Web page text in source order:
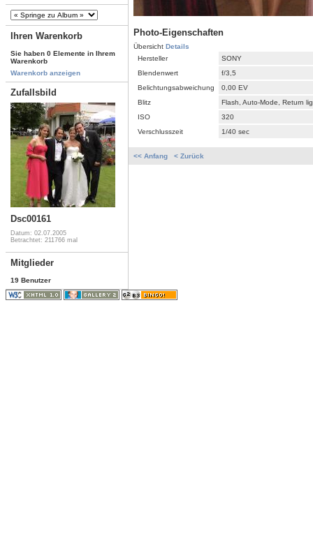
Ihren Warenkorb
Sie haben 0 Elemente in Ihrem
Warenkorb
Warenkorb anzeigen
Zufallsbild
Dsc00161
Datum: 02.07.2005
Betrachtet: 211766 mal
Mitglieder
19 Benutzer
Photo-Eigenschaften
Übersicht Details
Hersteller
SONY
Blendenwert
f/3,5
Belichtungsabweichung
0,00 EV
Blitz
Flash, Auto-Mode, Return
ISO
320
Verschlusszeit
1/40 sec
<< Anfang < Zurück